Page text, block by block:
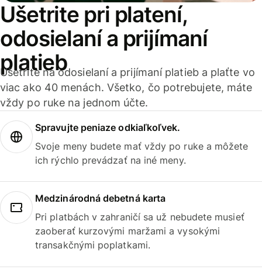
Ušetrite pri platení,
odosielaní a prijímaní
platieb
Ušetrite na odosielaní a prijímaní platieb a plaťte vo
viac ako 40 menách. Všetko, čo potrebujete, máte
vždy po ruke na jednom účte.
Spravujte peniaze odkiaľkoľvek.
Svoje meny budete mať vždy po ruke a môžete
ich rýchlo prevádzať na iné meny.
Medzinárodná debetná karta
Pri platbách v zahraničí sa už nebudete musieť
zaoberať kurzovými maržami a vysokými
transakčnými poplatkami.